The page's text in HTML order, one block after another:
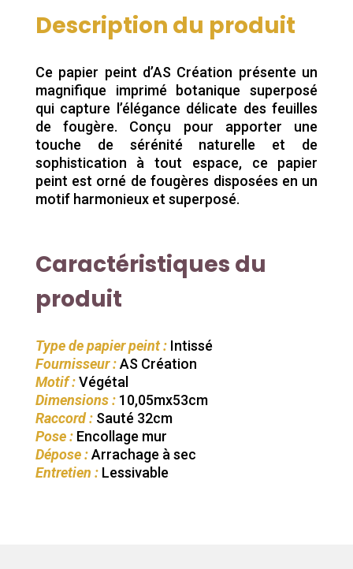
initial
était :
26,65 €.
actuel
est :
23,90 €.
Description du produit
Ce papier peint d’AS Création présente un
magnifique imprimé botanique superposé
qui capture l’élégance délicate des feuilles
de fougère. Conçu pour apporter une
touche de sérénité naturelle et de
sophistication à tout espace, ce papier
peint est orné de fougères disposées en un
motif harmonieux et superposé.
Caractéristiques du
produit
Type de papier peint :Intissé
Fournisseur :AS Création
Motif :Végétal
Dimensions :10,05mx53cm
Raccord :Sauté 32cm
Pose :Encollage mur
Dépose :Arrachage à sec
Entretien :Lessivable